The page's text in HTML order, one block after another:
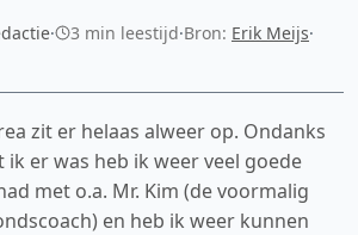
· 3 min leestijd·Bron: Erik Meijs·
zit er helaas alweer op. Ondanks
er was heb ik weer veel goede
met o.a. Mr. Kim (de voormalig
en heb ik weer kunnen